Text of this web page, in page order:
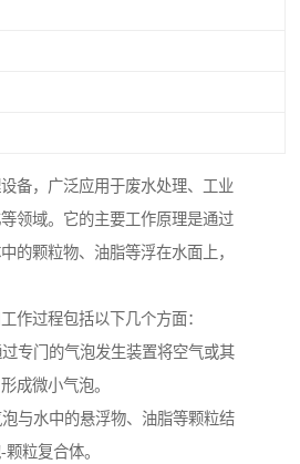
备，广泛应用于废水处理、工业
领域。它的主要工作原理是通过
的颗粒物、油脂等浮在水面上，
作过程包括以下几个方面：
专门的气泡发生装置将空气或其
成微小气泡。
与水中的悬浮物、油脂等颗粒结
粒复合体。